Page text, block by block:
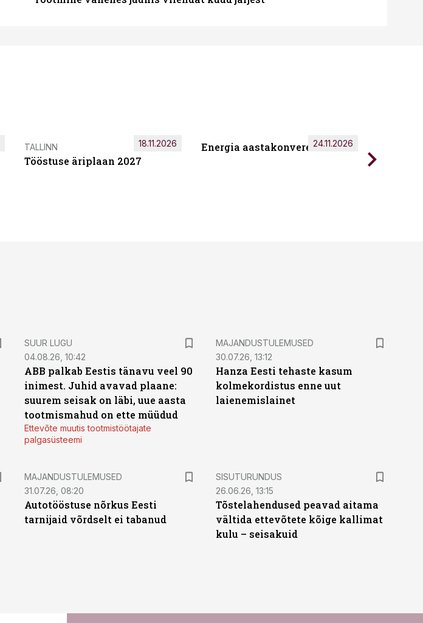
TALLINN
Tööstuse äriplaan 2027
18.11.2026 Energia aastakonverents 2026
24.11.2026
SUUR LUGU
04.08.26, 10:42
ABB palkab Eestis tänavu veel 90
inimest. Juhid avavad plaane:
suurem seisak on läbi, uue aasta
tootmismahud on ette müüdud
Ettevõte muutis tootmistöötajate
palgasüsteemi
MAJANDUSTULEMUSED
30.07.26, 13:12
Hanza Eesti tehaste kasum
kolmekordistus enne uut
laienemislainet
MAJANDUSTULEMUSED
31.07.26, 08:20
Autotööstuse nõrkus Eesti
tarnijaid võrdselt ei tabanud
ST
SISUTURUNDUS
26.06.26, 13:15
Tõstelahendused peavad aitama
vältida ettevõtete kõige kallimat
kulu – seisakuid